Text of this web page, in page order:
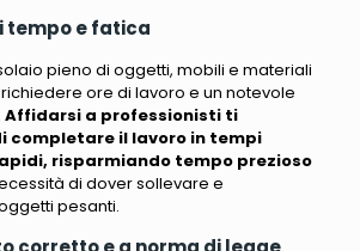
tempo e fatica
pieno di oggetti, mobili e materiali
ore di lavoro e un notevole
Affidarsi a professionisti ti
completare il lavoro in tempi
risparmiando tempo prezioso
di dover sollevare e
pesanti.